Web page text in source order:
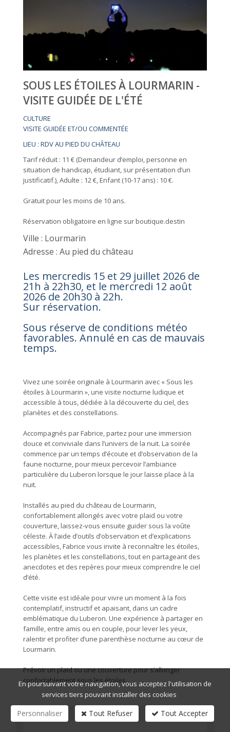
SOUS LES ÉTOILES À LOURMARIN -
VISITE GUIDÉE DE L'ÉTÉ
CULTURE
VISITE GUIDÉE ET/OU COMMENTÉE
LIEU : RDV AU PIED DU CHÂTEAU
Tarif réduit : 11 € (Demandeur d’emploi, personne en
situation de handicap, étudiant, sur présentation d’un
justificatif.), Adulte : 12 €, Enfant (10-17 ans) : 10 €.
Gratuit pour les moins de 10 ans.
Réservation obligatoire en ligne sur boutique.destin
Ville : Lourmarin
Adresse : Au pied du château
Les mercredis 15 et 29 juillet 2026 de
21h à 22h30, et le mercredi 12 août
2026 de 20h30 à 22h.
Sur réservation.
Sous réserve de conditions météo
favorables. Annulé en cas de mauvais
temps.
Vivez une soirée originale à Lourmarin avec « Sous les
étoiles à Lourmarin », une visite nocturne ludique et
accessible à tous, dédiée à la découverte du ciel, des
planètes et des constellations.
Accompagnés par Fabrice, partez pour une immersion
douce et conviviale dans l’univers de la nuit. La soirée
commence par un temps d’écoute et d’observation de la
faune nocturne, pour mieux percevoir l’ambiance
particulière du Luberon lorsque le jour laisse place à la
nuit.
Installés au pied du château de Lourmarin,
confortablement allongés avec votre plaid ou votre
couverture, laissez-vous ensuite guider sous la voûte
céleste. À l’aide d’outils d’observation et d’explications
accessibles, Fabrice vous invite à reconnaître les étoiles,
les planètes et les constellations, tout en partageant des
anecdotes et des repères pour mieux comprendre le ciel
d’été.
Cette visite est idéale pour vivre un moment à la fois
contemplatif, instructif et apaisant, dans un cadre
emblématique du Luberon. Une expérience à partager en
famille, entre amis ou en couple, pour lever les yeux,
ralentir et profiter d’une parenthèse nocturne au cœur de
Lourmarin.
Prévoir un plaid ou une couverture pour s’allonger
confortablement sous les étoiles.
En poursuivant votre navigation, vous acceptez l'utilisation de
services tiers pouvant installer des cookies
Personnaliser Tout Refuser Tout Accepter